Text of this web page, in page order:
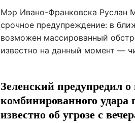
Мэр Ивано-Франковска Руслан
срочное предупреждение: в
возможен массированный
известно на данный момент —
Зеленский предупредил о
комбинированного удара
известно об угрозе с